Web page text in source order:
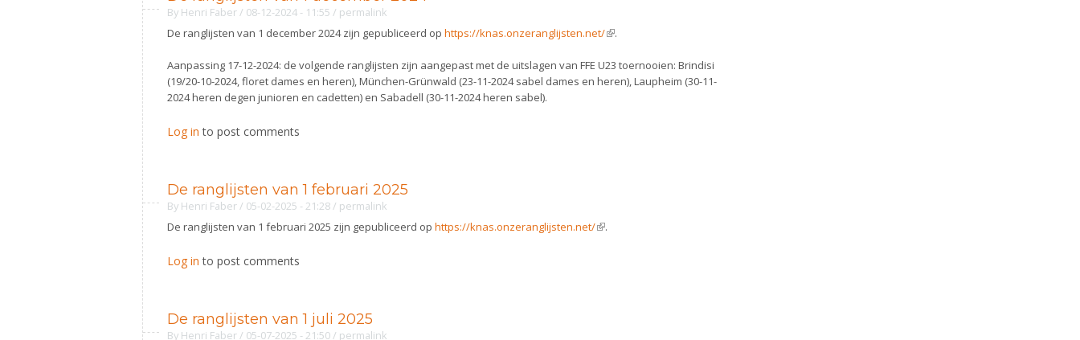
By Henri Faber/ 08-12-2024 - 11:55 / permalink
De ranglijsten van 1 december 2024 zijn gepubliceerd op https://knas.onzeranglijsten.net/(link is external)
.
Aanpassing 17-12-2024: de volgende ranglijsten zijn aangepast met de uitslagen van FFE U23 toernooien: Brindisi
(19/20-10-2024, floret dames en heren), München-Grünwald (23-11-2024 sabel dames en heren), Laupheim (30-11-
2024 heren degen junioren en cadetten) en Sabadell (30-11-2024 heren sabel).
Log in to post comments
De ranglijsten van 1 februari 2025
By Henri Faber/ 05-02-2025 - 21:28/ permalink
De ranglijsten van 1 februari 2025 zijn gepubliceerd op https://knas.onzeranglijsten.net/(link is external)
.
Log in to post comments
De ranglijsten van 1 juli 2025
By Henri Faber/ 05-07-2025 - 21:50/ permalink